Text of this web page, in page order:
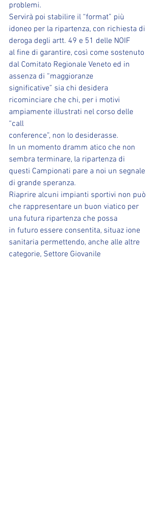
problemi.
Servirà poi stabilire il “format” più
idoneo per la ripartenza, con richiesta di
deroga degli artt. 49 e 51 delle NOIF
al fine di garantire, così come sostenuto
dal Comitato Regionale Veneto ed in
assenza di “maggioranze
significative” sia chi desidera
ricominciare che chi, per i motivi
ampiamente illustrati nel corso delle
“call
conference”, non lo desiderasse.
In un momento dramm atico che non
sembra terminare, la ripartenza di
questi Campionati pare a noi un segnale
di grande speranza.
Riaprire alcuni impianti sportivi non può
che rappresentare un buon viatico per
una futura ripartenza che possa
in futuro essere consentita, situaz ione
sanitaria permettendo, anche alle altre
categorie, Settore Giovanile